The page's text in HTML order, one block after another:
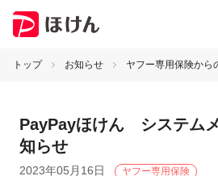
トップ お知らせ ヤフー専用保険から
PayPayほけん システム
知らせ
2023年05月16日 ヤフー専用保険